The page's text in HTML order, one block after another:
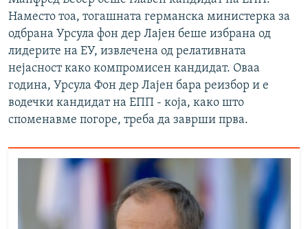
Наместо тоа, тогашната германска министерка за
одбрана Урсула фон дер Лајен беше избрана од
лидерите на ЕУ, извлечена од релативната
нејасност како компромисен кандидат. Оваа
година, Урсула Фон дер Лајен бара реизбор и е
водечки кандидат на ЕПП - која, како што
споменавме погоре, треба да заврши прва.